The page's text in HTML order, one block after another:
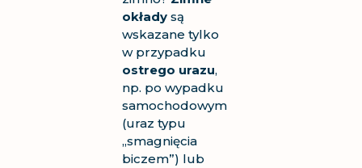
okładysą
wskazane tylko
w przypadku
ostrego urazu,
np. po wypadku
samochodowym
(uraz typu
„smagnięcia
biczem”) lub